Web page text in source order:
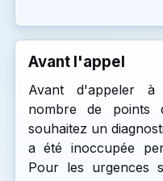
Avant l'appel
Avant d'appeler à
nombre de points
souhaitez un
a été inoccupée
Pour les urgences